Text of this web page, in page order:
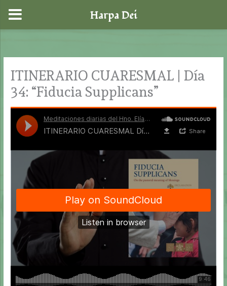
contenido
ITINERARIO CUARESMAL | Día
34: “Fiducia Supplicans”
Harpa Dei